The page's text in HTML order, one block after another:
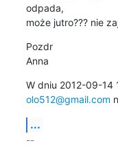
odpada,
może jutro??? nie
Pozdr
Anna
olo512@gmail.com
...
--